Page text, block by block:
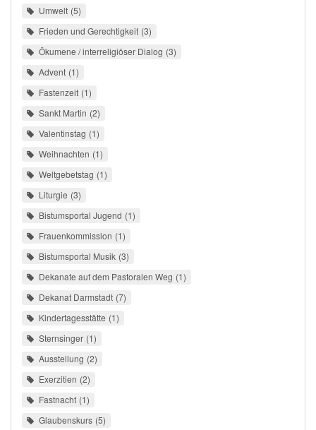
Umwelt 5
Frieden und Gerechtigkeit 3
Ökumene / interreligiöser Dialog 3
Advent 1
Fastenzeit 1
Sankt Martin 2
Valentinstag 1
Weihnachten 1
Weltgebetstag 1
Liturgie 3
Bistumsportal Jugend 1
Frauenkommission 1
Bistumsportal Musik 3
Dekanate auf dem Pastoralen Weg 1
Dekanat Darmstadt 7
Kindertagesstätte 1
Sternsinger 1
Ausstellung 2
Exerzitien 2
Fastnacht 1
Glaubenskurs 5